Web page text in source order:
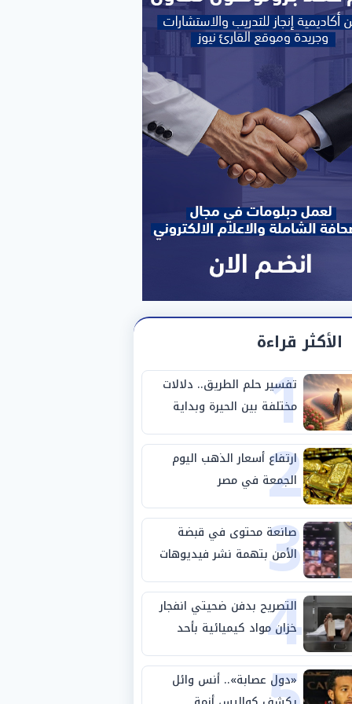
الأكثر قراءة
1
تفسير حلم الطريق.. دلالات
مختلفة بين الحيرة وبداية
مرحلة جديدة
2
ارتفاع أسعار الذهب اليوم
الجمعة في مصر
3
صانعة محتوى في قبضة
الأمن بتهمة نشر فيديوهات
خادشة للحياء
4
التصريح بدفن ضحيتي انفجار
خزان مواد كيميائية بأحد
مصانع الفيوم
«دول عصابة».. أنس وائل